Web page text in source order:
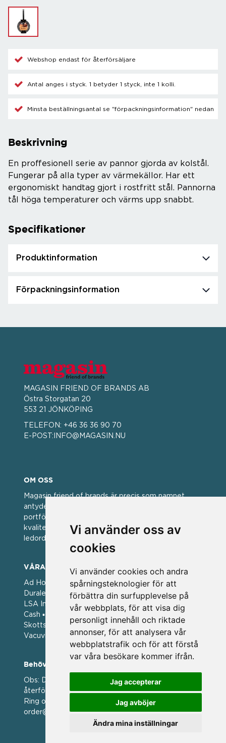
Vi använder oss av
cookies
Vi använder cookies och andra
spårningsteknologier för att
förbättra din surfupplevelse på
vår webbplats, för att visa dig
personligt innehåll och riktade
annonser, för att analysera vår
webbplatstrafik och för att förstå
var våra besökare kommer ifrån.
Jag accepterar
Jag avböjer
Ändra mina inställningar
Webshop endast för återförsäljare
Antal anges i styck. 1 betyder 1 styck, inte 1 kolli.
Minsta beställningsantal se "förpackningsinformation" nedan
Beskrivning
En proffesionell serie av pannor gjorda av kolstål.
Fungerar på alla typer av värmekällor. Har ett
ergonomiskt handtag gjort i rostfritt stål. Pannorna
tål höga temperaturer och värms upp snabbt.
Specifikationer
Produktinformation
Förpackningsinformation
MAGASIN FRIEND OF BRANDS AB
Östra Storgatan 20
553 21 JÖNKÖPING
TELEFON: +46 36 36 90 70
E-POST: INFO@MAGASIN.NU
OM OSS
Magasin friend of brands är precis som namnet
antyder; en vän av varumärken. Vi har idag en stor
portfölj med välkända varumärken med hög
kvalitet. För oss har kvalitet alltid varit ett av
ledorden och som styrt vår verksamhet.
VÅRA VARUMÄRKEN
Ad Hoc ▪ Bialetti ▪ Cole & Mason ▪ Caps Me ▪
Duralex ▪ Forged ▪ G3 Ferrari ▪ Ken Hom ▪ Kilner ▪
LSA International ▪ Laguiole Style de Vie ▪ Mason
Cash ▪ Pintinox ▪ Plate-it ▪ Price and Kengsington ▪
Skottsberg ▪ Scandinavian Home ▪ Style de Vie ▪
Vacuvin ▪ Viners ▪ Zack ▪ Zyliss
Behöver du hjälp att beställa?
Obs: Detta är en webshop enbart för våra
återförsäljare.
Ring oss på 036 369070 eller mejla till oss på
order@magasin.nu